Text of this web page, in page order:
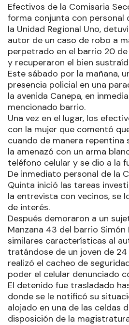
Efectivos de la Comisaria
forma conjunta con personal
la Unidad Regional Uno,
autor de un caso de robo a
perpetrado en el barrio 20
y recuperaron el bien
Este sábado por la mañana,
presencia policial en una
la avenida Canepa, en
mencionado barrio.
Una vez en el lugar, los
con la mujer que comentó
cuando de manera repentina
la amenazó con un arma
teléfono celular y se dio a la
De inmediato personal de la
Quinta inició las tareas
la entrevista con vecinos, se
de interés.
Después demoraron a un
Manzana 43 del barrio Simón
similares características al
tratándose de un joven de 24
realizó el cacheo de
poder el celular denunciado
El detenido fue trasladado
donde se le notificó su
alojado en una de las celdas
disposición de la